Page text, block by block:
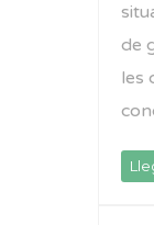
de
les